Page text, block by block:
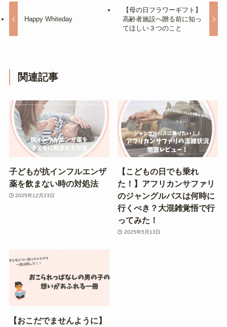
Happy Whiteday
【母の日フラワーギフト】
高齢者施設へ贈る前に知っ
てほしい３つのこと
関連記事
子どもが抗インフルエンザ
薬を飲まない時の対処法
2025年12月23日
【こどもの日でも乗れ
た！】アフリカンサファリ
のジャングルバスは何時に
行くべき？大混雑覚悟で行
ってみた！
2025年5月13日
【おこだでませんように】